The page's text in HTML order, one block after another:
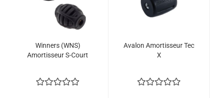
Winners (WNS)
Amortisseur S-Court
Avalon Amortisseur Tec
X